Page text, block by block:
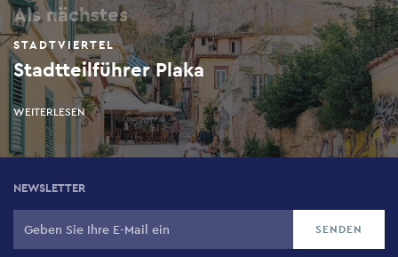
Als nächstes
STADTVIERTEL
Stadtteilführer Plaka
WEITERLESEN
NEWSLETTER